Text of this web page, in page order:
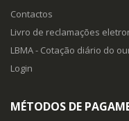
Contactos
Livro de reclamações
LBMA - Cotação diário do
Login
MÉTODOS DE